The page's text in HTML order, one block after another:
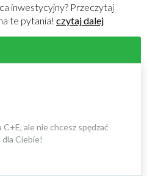
inwestycyjny? Przeczytaj
te pytania! czytaj dalej
ale nie chcesz spędzać
Ciebie!